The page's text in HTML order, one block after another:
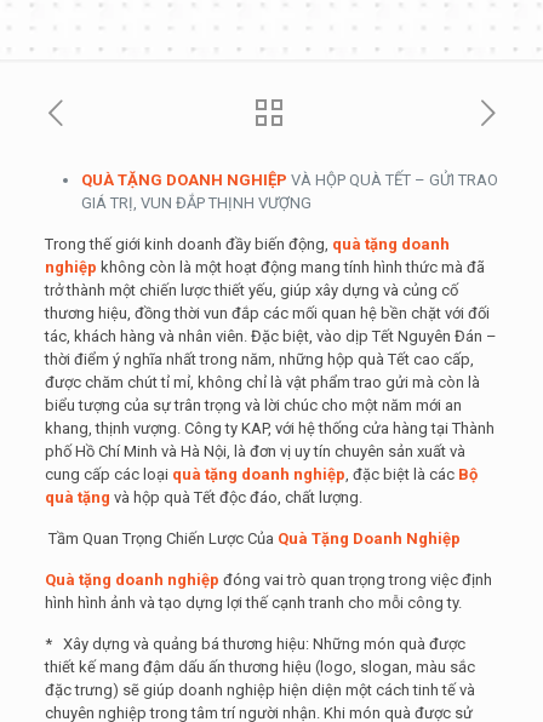
QUÀ TẶNG DOANH NGHIỆP VÀ HỘP QUÀ TẾT – GỬI TRAO
GIÁ TRỊ, VUN ĐẮP THỊNH VƯỢNG
Trong thế giới kinh doanh đầy biến động, quà tặng doanh
nghiệp không còn là một hoạt động mang tính hình thức mà đã
trở thành một chiến lược thiết yếu, giúp xây dựng và củng cố
thương hiệu, đồng thời vun đắp các mối quan hệ bền chặt với đối
tác, khách hàng và nhân viên. Đặc biệt, vào dịp Tết Nguyên Đán –
thời điểm ý nghĩa nhất trong năm, những hộp quà Tết cao cấp,
được chăm chút tỉ mỉ, không chỉ là vật phẩm trao gửi mà còn là
biểu tượng của sự trân trọng và lời chúc cho một năm mới an
khang, thịnh vượng. Công ty KAP, với hệ thống cửa hàng tại Thành
phố Hồ Chí Minh và Hà Nội, là đơn vị uy tín chuyên sản xuất và
cung cấp các loại quà tặng doanh nghiệp, đặc biệt là các Bộ
quà tặng và hộp quà Tết độc đáo, chất lượng.
Tầm Quan Trọng Chiến Lược Của Quà Tặng Doanh Nghiệp
Quà tặng doanh nghiệp đóng vai trò quan trọng trong việc định
hình hình ảnh và tạo dựng lợi thế cạnh tranh cho mỗi công ty.
* Xây dựng và quảng bá thương hiệu: Những món quà được
thiết kế mang đậm dấu ấn thương hiệu (logo, slogan, màu sắc
đặc trưng) sẽ giúp doanh nghiệp hiện diện một cách tinh tế và
chuyên nghiệp trong tâm trí người nhận. Khi món quà được sử